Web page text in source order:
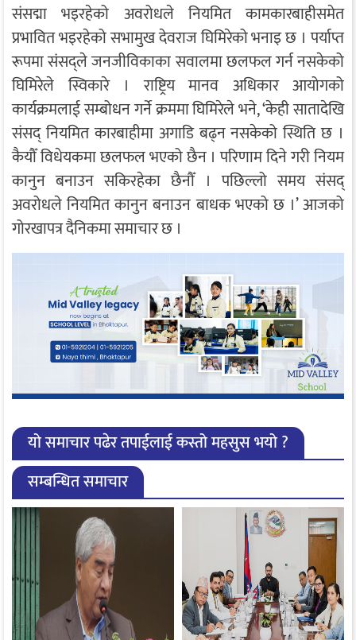
संसद्मा भइरहेको अवरोधले नियमित कामकारबाहीसमेत
प्रभावित भइरहेको सभामुख देवराज घिमिरेको भनाइ छ । पर्याप्त
रूपमा संसद्ले जनजीविकाका सवालमा छलफल गर्न नसकेको
घिमिरेले स्विकारे । राष्ट्रिय मानव अधिकार आयोगको
कार्यक्रमलाई सम्बोधन गर्ने क्रममा घिमिरेले भने, ‘केही सातादेखि
संसद् नियमित कारबाहीमा अगाडि बढ्न नसकेको स्थिति छ ।
कैयौँ विधेयकमा छलफल भएको छैन । परिणाम दिने गरी नियम
कानुन बनाउन सकिरहेका छैनौँ । पछिल्लो समय संसद्
अवरोधले नियमित कानुन बनाउन बाधक भएको छ ।’ आजको
गोरखापत्र दैनिकमा समाचार छ ।
यो समाचार पढेर तपाईलाई कस्तो महसुस भयो ?
सम्बन्धित समाचार